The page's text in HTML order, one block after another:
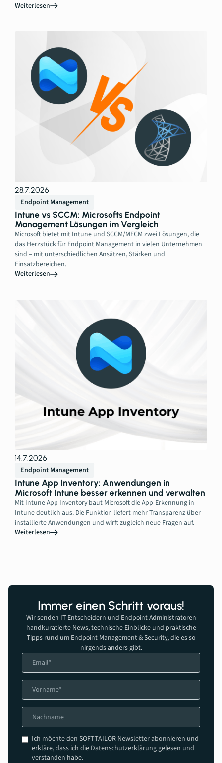
Weiterlesen
28.7.2026
Endpoint Management
Intune vs SCCM: Microsofts Endpoint
Management Lösungen im Vergleich
Microsoft bietet mit Intune und SCCM/MECM zwei Lösungen, die
das Herzstück für Endpoint Management in vielen Unternehmen
sind – mit unterschiedlichen Ansätzen, Stärken und
Einsatzbereichen.
Weiterlesen
14.7.2026
Endpoint Management
Intune App Inventory: Anwendungen in
Microsoft Intune besser erkennen und verwalten
Mit Intune App Inventory baut Microsoft die App-Erkennung in
Intune deutlich aus. Die Funktion liefert mehr Transparenz über
installierte Anwendungen und wirft zugleich neue Fragen auf.
Weiterlesen
Immer einen Schritt voraus!
Wir senden IT-Entscheidern und Endpoint Administratoren
handkuratierte News, technische Einblicke und praktische
Tipps rund um Endpoint Management & Security, die es so
nirgends anders gibt.
Ich möchte den SOFTTAILOR Newsletter abonnieren und
erkläre, dass ich die Datenschutzerklärung gelesen und
verstanden habe.